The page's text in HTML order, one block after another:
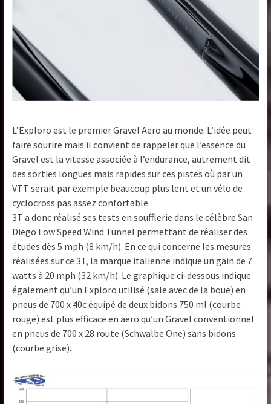
L’Exploro est le premier Gravel Aero au monde. L’idée peut
faire sourire mais il convient de rappeler que l’essence du
Gravel est la vitesse associée à l’endurance, autrement dit
des sorties longues mais rapides sur ces pistes où par un
VTT serait par exemple beaucoup plus lent et un vélo de
cyclocross pas assez confortable.
3T a donc réalisé ses tests en soufflerie dans le célèbre San
Diego Low Speed Wind Tunnel permettant de réaliser des
études dès 5 mph (8 km/h). En ce qui concerne les mesures
réalisées sur ce 3T, la marque italienne indique un gain de 7
watts à 20 mph (32 km/h). Le graphique ci-dessous indique
également qu’un Exploro utilisé (sale avec de la boue) en
pneus de 700 x 40c équipé de deux bidons 750 ml (courbe
rouge) est plus efficace en aero qu’un Gravel conventionnel
en pneus de 700 x 28 route (Schwalbe One) sans bidons
(courbe grise).